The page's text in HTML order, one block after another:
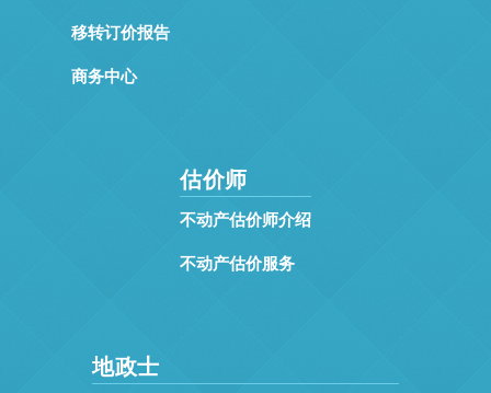
移转订价报告
商务中心
估价师
不动产估价师介绍
不动产估价服务
地政士